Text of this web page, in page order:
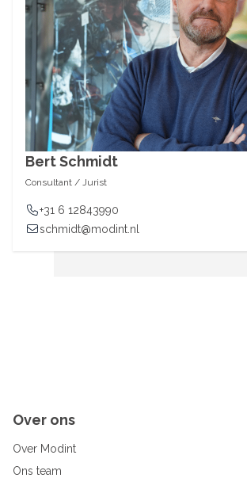
Bert Schmidt
Consultant / Jurist
+31 6 12843990
schmidt@modint.nl
Over ons
Over Modint
Ons team